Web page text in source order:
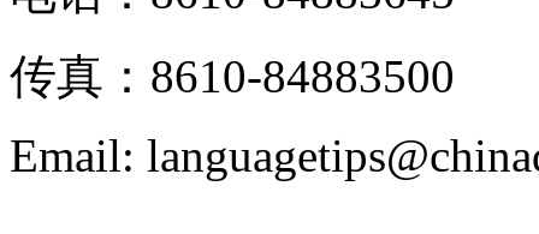
传真：8610-84883500
Email: